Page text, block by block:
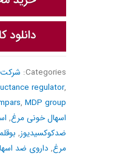
Categories: شرکت
regulator,
, MDP group
اسهال خونی مرغ,
ضدکوکسیدیوز,
مرغ, داروی ضد